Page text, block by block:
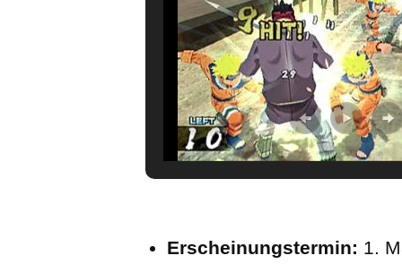
Erscheinungstermin: 1.